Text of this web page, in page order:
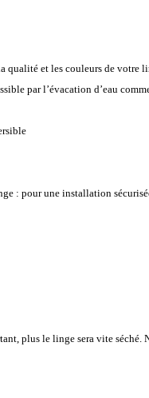
qualité et les couleurs de votre
par l’évacation d’eau
: pour une installation
plus le linge sera vite séché.